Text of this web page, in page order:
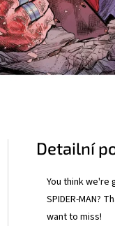
Detailní
You think we're
SPIDER-MAN?
want to miss!